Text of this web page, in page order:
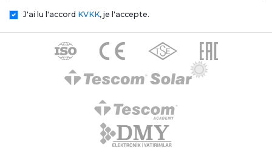
J'ai lu l'accord KVKK, je l'accepte.